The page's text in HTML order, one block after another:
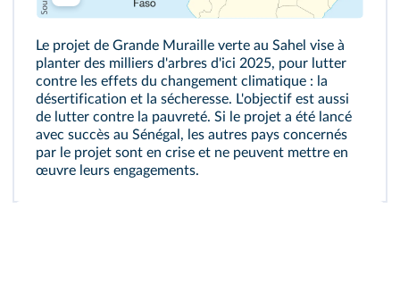
Le projet de Grande Muraille verte au Sahel vise à
planter des milliers d'arbres d'ici 2025, pour lutter
contre les effets du changement climatique : la
désertification et la sécheresse. L'objectif est aussi
de lutter contre la pauvreté. Si le projet a été lancé
avec succès au Sénégal, les autres pays concernés
par le projet sont en crise et ne peuvent mettre en
œuvre leurs engagements.